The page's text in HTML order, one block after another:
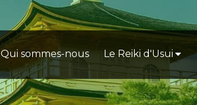
Qui sommes-nous Le Reiki d'Usui